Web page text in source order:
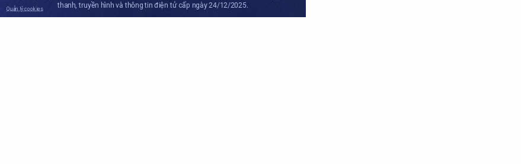
thanh, truyền hình và thông tin điện tử cấp ngày 24/12/2025.
Quản lý cookies